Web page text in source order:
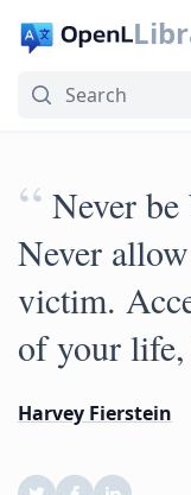
“ Never
Never
victim.
of your
Harvey Fierstein